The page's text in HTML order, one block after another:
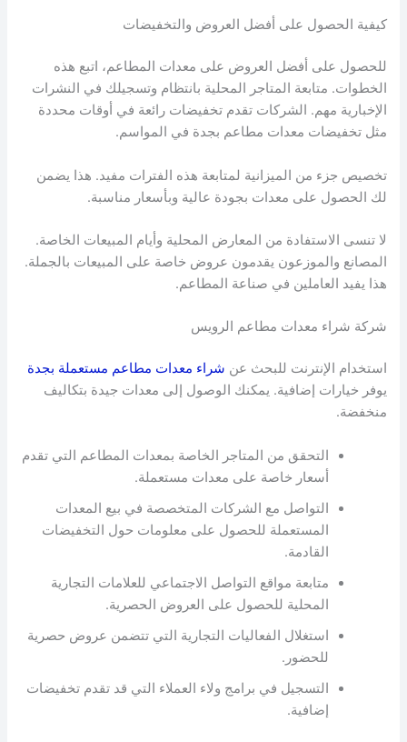
كيفية الحصول على أفضل العروض والتخفيضات
للحصول على أفضل العروض على معدات المطاعم، اتبع هذه
الخطوات. متابعة المتاجر المحلية بانتظام وتسجيلك في النشرات
الإخبارية مهم. الشركات تقدم تخفيضات رائعة في أوقات محددة
مثل تخفيضات معدات مطاعم بجدة في المواسم.
تخصيص جزء من الميزانية لمتابعة هذه الفترات مفيد. هذا يضمن
لك الحصول على معدات بجودة عالية وبأسعار مناسبة.
لا تنسى الاستفادة من المعارض المحلية وأيام المبيعات الخاصة.
المصانع والموزعون يقدمون عروض خاصة على المبيعات بالجملة.
هذا يفيد العاملين في صناعة المطاعم.
شركة شراء معدات مطاعم الرويس
استخدام الإنترنت للبحث عن شراء معدات مطاعم مستعملة بجدة
يوفر خيارات إضافية. يمكنك الوصول إلى معدات جيدة بتكاليف
منخفضة.
التحقق من المتاجر الخاصة بمعدات المطاعم التي تقدم
أسعار خاصة على معدات مستعملة.
التواصل مع الشركات المتخصصة في بيع المعدات
المستعملة للحصول على معلومات حول التخفيضات
القادمة.
متابعة مواقع التواصل الاجتماعي للعلامات التجارية
المحلية للحصول على العروض الحصرية.
استغلال الفعاليات التجارية التي تتضمن عروض حصرية
للحضور.
التسجيل في برامج ولاء العملاء التي قد تقدم تخفيضات
إضافية.